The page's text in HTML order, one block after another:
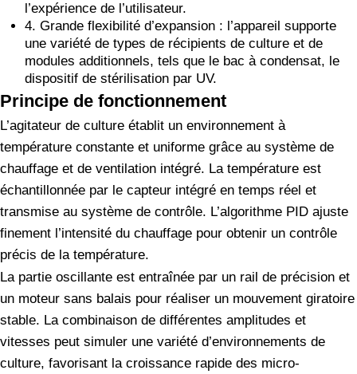
l’expérience de l’utilisateur.
4. Grande flexibilité d’expansion : l’appareil supporte
une variété de types de récipients de culture et de
modules additionnels, tels que le bac à condensat, le
dispositif de stérilisation par UV.
Principe de fonctionnement
L’agitateur de culture établit un environnement à
température constante et uniforme grâce au système de
chauffage et de ventilation intégré. La température est
échantillonnée par le capteur intégré en temps réel et
transmise au système de contrôle. L’algorithme PID ajuste
finement l’intensité du chauffage pour obtenir un contrôle
précis de la température.
La partie oscillante est entraînée par un rail de précision et
un moteur sans balais pour réaliser un mouvement giratoire
stable. La combinaison de différentes amplitudes et
vitesses peut simuler une variété d’environnements de
culture, favorisant la croissance rapide des micro-